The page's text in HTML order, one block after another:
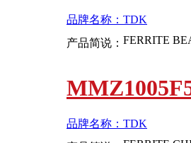
品牌名称：TDK
产品简说：
品牌名称：TDK